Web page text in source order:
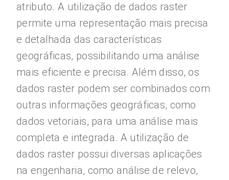
atributo. A utilização de dados raster
permite uma representação mais precisa
e detalhada das características
geográficas, possibilitando uma análise
mais eficiente e precisa. Além disso, os
dados raster podem ser combinados com
outras informações geográficas, como
dados vetoriais, para uma análise mais
completa e integrada. A utilização de
dados raster possui diversas aplicações
na engenharia, como análise de relevo,